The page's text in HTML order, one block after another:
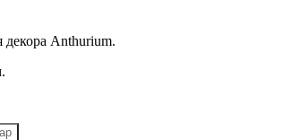
декора Anthurium.